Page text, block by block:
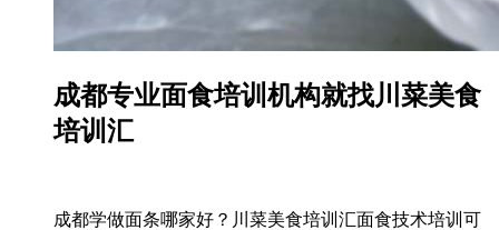
成都专业面食培训机构就找川菜美食
培训汇
成都学做面条哪家好？川菜美食培训汇面食技术培训可